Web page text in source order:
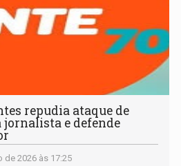
repudia ataque de
jornalista e defende
de 2026 às 17:25